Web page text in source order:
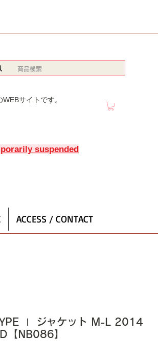
サイトです。
suspended
ACCESS / CONTACT
Ⅰ ジャケット M-L 2014
【NB086】